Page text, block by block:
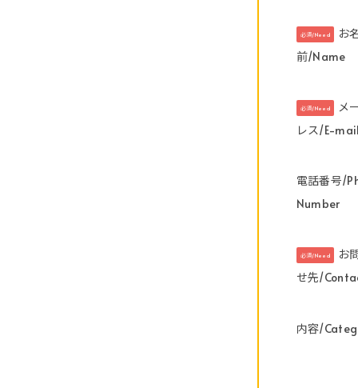
必須/Need
お
前/Name
必須/Need
メ
レス/E-mail
電話番号/
Number
必須/Need
お
せ先/
内容/